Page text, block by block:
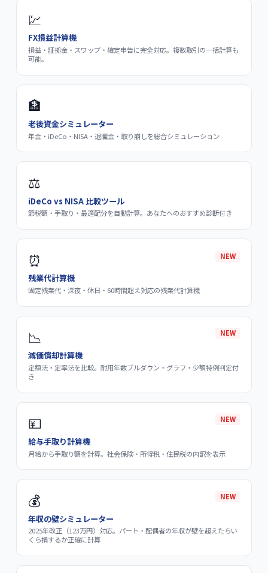
💹
FX損益計算機
損益・証拠金・スワップ・確定申告に完全対応。複数取引の一括計算も
可能。
🏦
老後資金シミュレーター
年金・iDeCo・NISA・退職金・取り崩しを総合シミュレーション
⚖️
iDeCo vs NISA 比較ツール
節税額・手取り・最適配分を自動計算。あなたへのおすすめ診断付き
⏰ NEW
残業代計算機
固定残業代・深夜・休日・60時間超え対応の残業代計算機
📉 NEW
減価償却計算機
定額法・定率法を比較。耐用年数プルダウン・グラフ・少額特例判定付
き
💴 NEW
給与手取り計算機
月給から手取り額を計算。社会保険・所得税・住民税の内訳を表示
💰 NEW
年収の壁シミュレーター
2025年改正（123万円）対応。パート・配偶者の年収が壁を超えたらい
くら損するか正確に計算